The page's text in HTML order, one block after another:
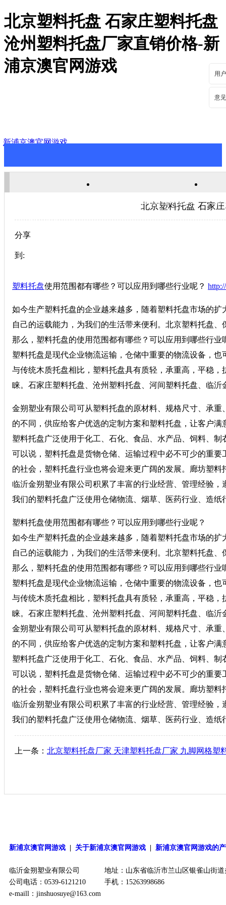
北京塑料托盘 石家庄塑料托盘
沧州塑料托盘厂家直销价格-新
浦京澳官网游戏
用
意
新浦京澳官网游戏
关于新浦京澳官网游戏 新
北京塑料托盘 石家
分享
到:
塑料托盘使用范围都有哪些？可以应用到哪些行业呢？
如今生产塑料托盘的企业越来越多，随着塑料托盘市场的
自己的运载能力，为我们的生活带来便利。北京塑料托盘
那么，塑料托盘的使用范围都有哪些？可以应用到哪些行
塑料托盘是现代企业物流运输，仓储中重要的物流设备，也
与传统木质托盘相比，塑料托盘具有质轻，承重高，平稳
睐。石家庄塑料托盘、沧州塑料托盘、河间塑料托盘、临
金朔塑业有限公司可从塑料托盘的原材料、规格尺寸、承
的不同，供应给客户优选的定制方案和塑料托盘，让客户
塑料托盘广泛使用于化工、石化、食品、水产品、饲料、
可以说，塑料托盘是货物仓储、运输过程中必不可少的重
的社会，塑料托盘行业也将会迎来更广阔的发展。廊坊塑
临沂金朔塑业有限公司积累了丰富的行业经营、管理经验
我们的塑料托盘广泛使用仓储物流、烟草、医药行业、造
塑料托盘使用范围都有哪些？可以应用到哪些行业呢？
如今生产塑料托盘的企业越来越多，随着塑料托盘市场的
自己的运载能力，为我们的生活带来便利。北京塑料托盘
那么，塑料托盘的使用范围都有哪些？可以应用到哪些行
塑料托盘是现代企业物流运输，仓储中重要的物流设备，也
与传统木质托盘相比，塑料托盘具有质轻，承重高，平稳
睐。石家庄塑料托盘、沧州塑料托盘、河间塑料托盘、临沂
金朔塑业有限公司可从塑料托盘的原材料、规格尺寸、承
的不同，供应给客户优选的定制方案和塑料托盘，让客户
塑料托盘广泛使用于化工、石化、食品、水产品、饲料、
可以说，塑料托盘是货物仓储、运输过程中必不可少的重
的社会，塑料托盘行业也将会迎来更广阔的发展。廊坊塑
临沂金朔塑业有限公司积累了丰富的行业经营、管理经验
我们的塑料托盘广泛使用仓储物流、烟草、医药行业、造
上一条： 北京塑料托盘厂家 天津塑料托盘厂家 九脚网格塑
新浦京澳官网游戏 关于新浦京澳官网游戏 新浦京澳官网游戏的
临沂金朔塑业有限公司
地址：山东省临沂市兰山区银雀山街
公司电话：0539-6121210
手机：15263998686
e-maill： jinshuosuye@163.com